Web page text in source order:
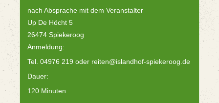
nach Absprache mit dem Veranstalter
Up De Höcht 5
26474 Spiekeroog
Anmeldung:
Tel. 04976 219 oder reiten@islandhof-spiekeroog.de
Dauer:
120 Minuten